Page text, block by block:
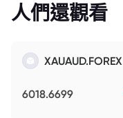
人們還觀看
XAUAUD.FOREX
6018.6699